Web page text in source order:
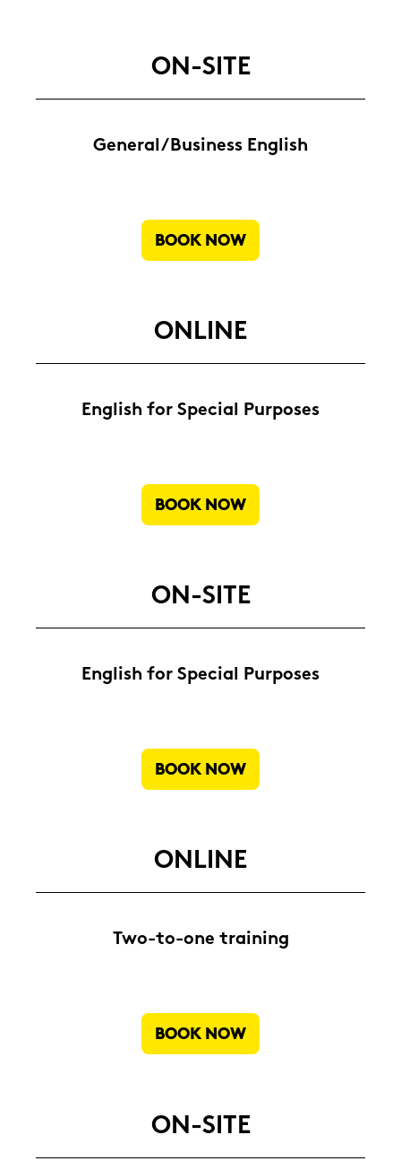
ON-​SITE
Ge­ne­ral/Busi­ness Eng­lish
BOOK NOW
ON­LINE
Eng­lish for Spe­cial Pur­po­ses
BOOK NOW
ON-​SITE
Eng­lish for Spe­cial Pur­po­ses
BOOK NOW
ON­LINE
Two-​to-one trai­ning
BOOK NOW
ON-​SITE